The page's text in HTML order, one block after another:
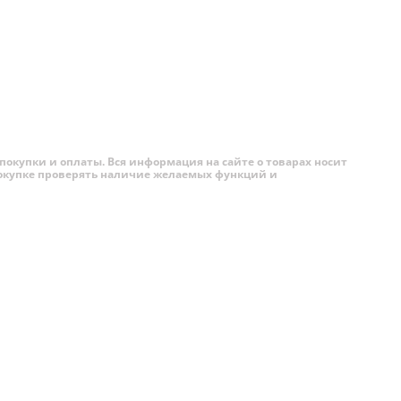
с
и,
и оплаты. Вся информация на сайте о товарах носит
проверять наличие желаемых функций и